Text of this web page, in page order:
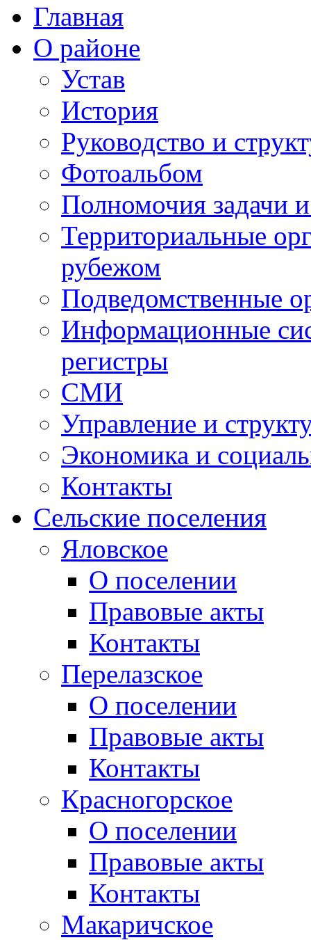
Главная
О районе
Устав
История
Руководство и
Фотоальбом
Полномочия задачи
Территориальные
рубежом
Подведомственные
Информационные
регистры
СМИ
Управление и
Экономика и
Контакты
Сельские поселения
Яловское
О поселении
Правовые акты
Контакты
Перелазское
О поселении
Правовые акты
Контакты
Красногорское
О поселении
Правовые акты
Контакты
Макаричское